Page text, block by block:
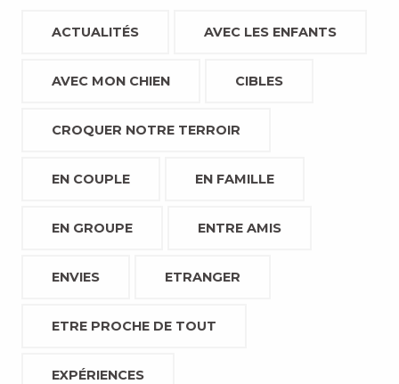
ACTUALITÉS AVEC LES ENFANTS
AVEC MON CHIEN CIBLES
CROQUER NOTRE TERROIR
EN COUPLE EN FAMILLE
EN GROUPE ENTRE AMIS
ENVIES ETRANGER
ETRE PROCHE DE TOUT
EXPÉRIENCES